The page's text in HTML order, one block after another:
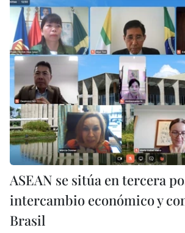
ASEAN se sitúa en tercera
intercambio económico y
Brasil